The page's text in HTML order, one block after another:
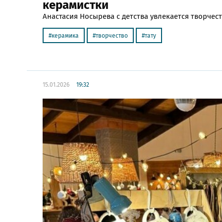
керамистки
Анастасия Носырева с детства увлекается
керамика творчество тату
15.01.2026 19:32